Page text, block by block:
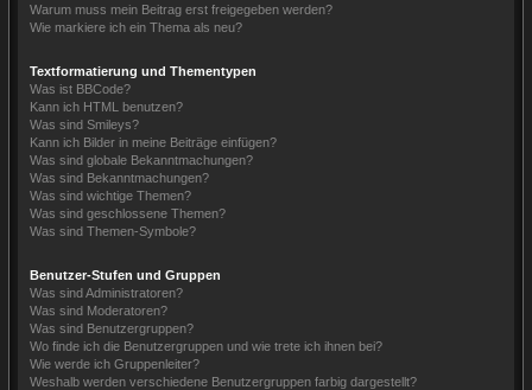
Warum muss mein Beitrag erst freigegeben werden?
Wie markiere ich ein Thema als neu?
Textformatierung und Thementypen
Was ist BBCode?
Kann ich HTML benutzen?
Was sind Smileys?
Kann ich Bilder in meine Beiträge einfügen?
Was sind globale Bekanntmachungen?
Was sind Bekanntmachungen?
Was sind wichtige Themen?
Was sind geschlossene Themen?
Was sind Themen-Symbole?
Benutzer-Stufen und Gruppen
Was sind Administratoren?
Was sind Moderatoren?
Was sind Benutzergruppen?
Wo finde ich die Benutzergruppen und wie trete ich ihnen bei?
Wie werde ich Gruppenleiter?
Weshalb werden verschiedene Benutzergruppen farbig dargestellt?